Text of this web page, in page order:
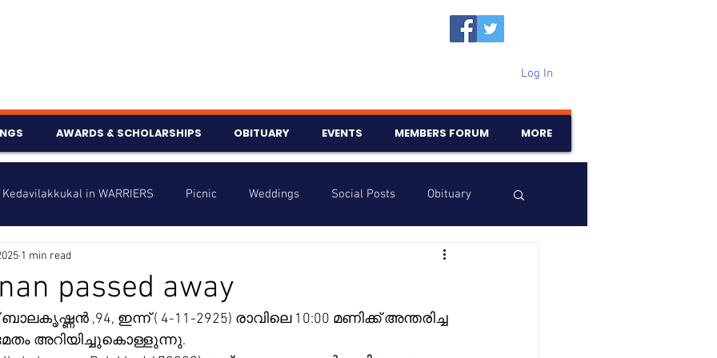
Log In
AWARDS & SCHOLARSHIPS OBITUARY EVENTS MEMBERS FORUM MORE
Kedavilakkukal in WARRIERS Picnic Weddings Social Posts Obituary
Info Birthdays
passed away
1 min read
,94, ഇന്ന് ( 4-11-2925) രാവിലെ 10:00 മണിക്ക് അന്തരിച്ച
അറിയിച്ചുകൊള്ളുന്നു.